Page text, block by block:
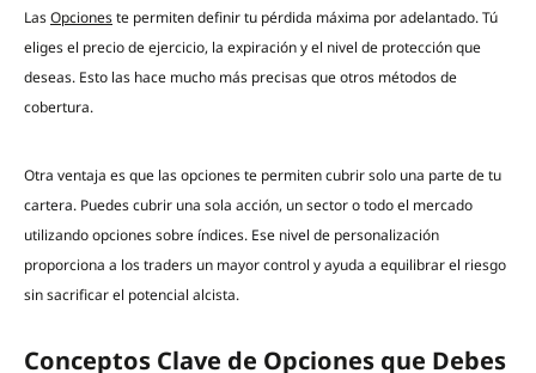
LasOpcioneste permiten definir tu pérdida máxima por adelantado. Tú
eliges el precio de ejercicio, la expiración y el nivel de protección que
deseas. Esto las hace mucho más precisas que otros métodos de
cobertura.
Otra ventaja es que las opciones te permiten cubrir solo una parte de tu
cartera. Puedes cubrir una sola acción, un sector o todo el mercado
utilizando opciones sobre índices. Ese nivel de personalización
proporciona a los traders un mayor control y ayuda a equilibrar el riesgo
sin sacrificar el potencial alcista.
Conceptos Clave de Opciones que Debes